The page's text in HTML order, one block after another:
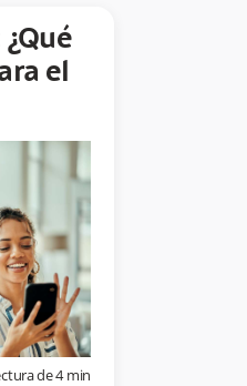
el
de4min